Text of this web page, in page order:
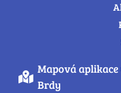
Mapová aplikace
Brdy